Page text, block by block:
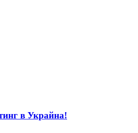
в Украйна!